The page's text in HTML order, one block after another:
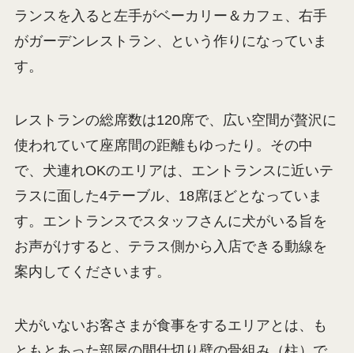
ランスを入ると左手がベーカリー＆カフェ、右手
がガーデンレストラン、という作りになっていま
す。
レストランの総席数は120席で、広い空間が贅沢に
使われていて座席間の距離もゆったり。その中
で、犬連れOKのエリアは、エントランスに近いテ
ラスに面した4テーブル、18席ほどとなっていま
す。エントランスでスタッフさんに犬がいる旨を
お声がけすると、テラス側から入店できる動線を
案内してくださいます。
犬がいないお客さまが食事をするエリアとは、も